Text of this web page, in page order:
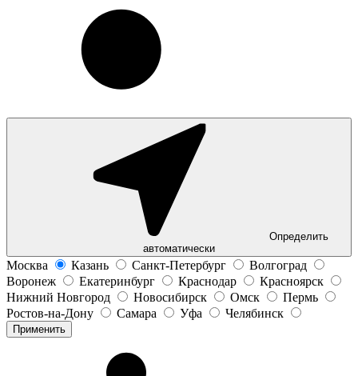
Определить
автоматически
Москва Казань Санкт-Петербург
Волгоград
Воронеж
Екатеринбург Краснодар
Красноярск
Нижний Новгород
Новосибирск Омск
Пермь
Ростов-на-Дону
Самара Уфа Челябинск
Применить